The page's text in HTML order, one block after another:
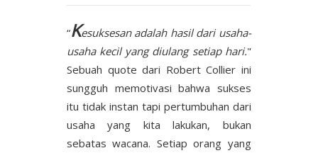
“Kesuksesan adalah hasil dari usaha-
usaha kecil yang diulang setiap hari."
Sebuah quote dari Robert Collier ini
sungguh memotivasi bahwa sukses
itu tidak instan tapi pertumbuhan dari
usaha yang kita lakukan, bukan
sebatas wacana. Setiap orang yang